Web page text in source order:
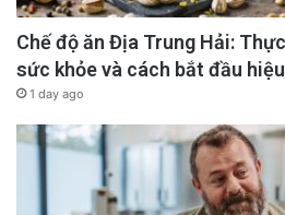
Chế độ ăn Địa Trung Hải:
sức khỏe và cách bắt đầu
1 day ago